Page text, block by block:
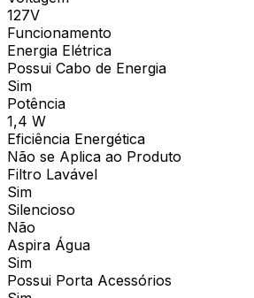
127V
Funcionamento
Energia Elétrica
Possui Cabo de Energia
Sim
Potência
1,4 W
Eficiência Energética
Não se Aplica ao Produto
Filtro Lavável
Sim
Silencioso
Não
Aspira Água
Sim
Possui Porta Acessórios